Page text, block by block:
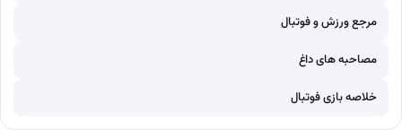
مرجع ورزش و فوتبال
مصاحبه های داغ
خلاصه بازی فوتبال